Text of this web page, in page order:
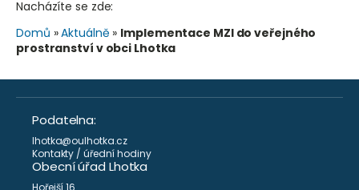
Nacházíte se zde:
Domů »Aktuálně » Implementace MZI do veřejného
prostranství v obci Lhotka
Podatelna:
lhotka@oulhotka.cz
Kontakty / úřední hodiny
Obecní úřad Lhotka